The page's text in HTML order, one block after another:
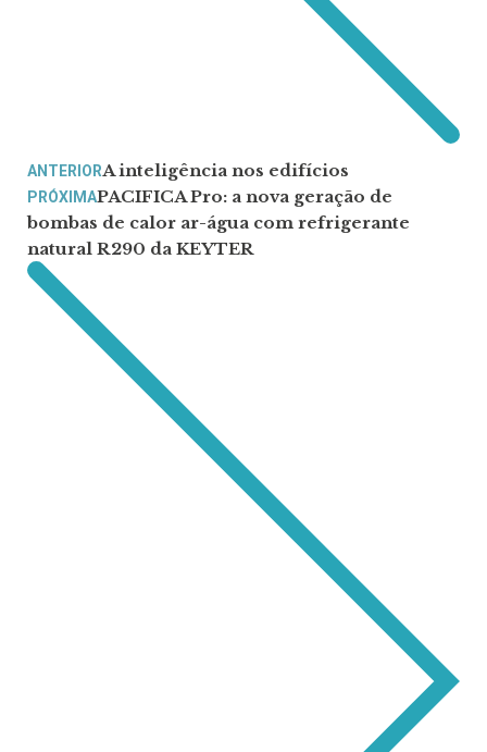
ANTERIORA inteligência nos edifícios
PRÓXIMAPACIFICA Pro: a nova geração de
bombas de calor ar-água com refrigerante
natural R290 da KEYTER